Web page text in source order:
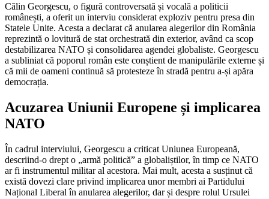
Călin Georgescu, o figură controversată și vocală a politicii
românești, a oferit un interviu considerat exploziv pentru presa din
Statele Unite. Acesta a declarat că anularea alegerilor din România
reprezintă o lovitură de stat orchestrată din exterior, având ca scop
destabilizarea NATO și consolidarea agendei globaliste. Georgescu
a subliniat că poporul român este conștient de manipulările externe și
că mii de oameni continuă să protesteze în stradă pentru a-și apăra
democrația.
Acuzarea Uniunii Europene și implicarea
NATO
În cadrul interviului, Georgescu a criticat Uniunea Europeană,
descriind-o drept o „armă politică” a globaliștilor, în timp ce NATO
ar fi instrumentul militar al acestora. Mai mult, acesta a susținut că
există dovezi clare privind implicarea unor membri ai Partidului
Național Liberal în anularea alegerilor, dar și despre rolul Ursulei